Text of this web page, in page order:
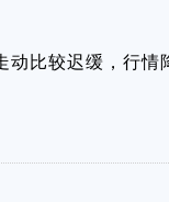
动比较迟缓，行